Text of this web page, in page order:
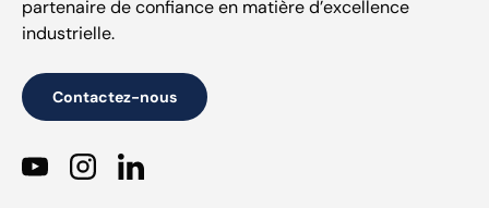
partenaire de confiance en matière d’excellence
industrielle.
Contactez-nous
YouTubeInstagramLinkedIn